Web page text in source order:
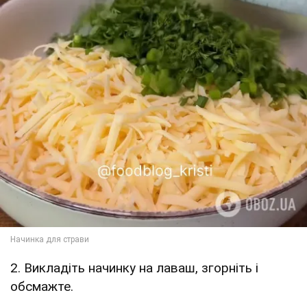
2. Викладіть начинку на лаваш, згорніть і
обсмажте.